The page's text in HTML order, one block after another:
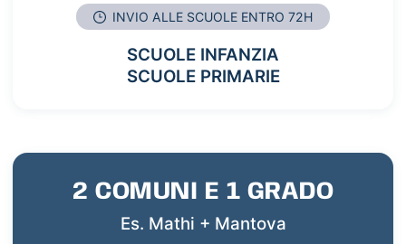
INVIO ALLE SCUOLE ENTRO 72H
SCUOLE INFANZIA
SCUOLE PRIMARIE
2 COMUNI E 1 GRADO
Es. Mathi + Mantova